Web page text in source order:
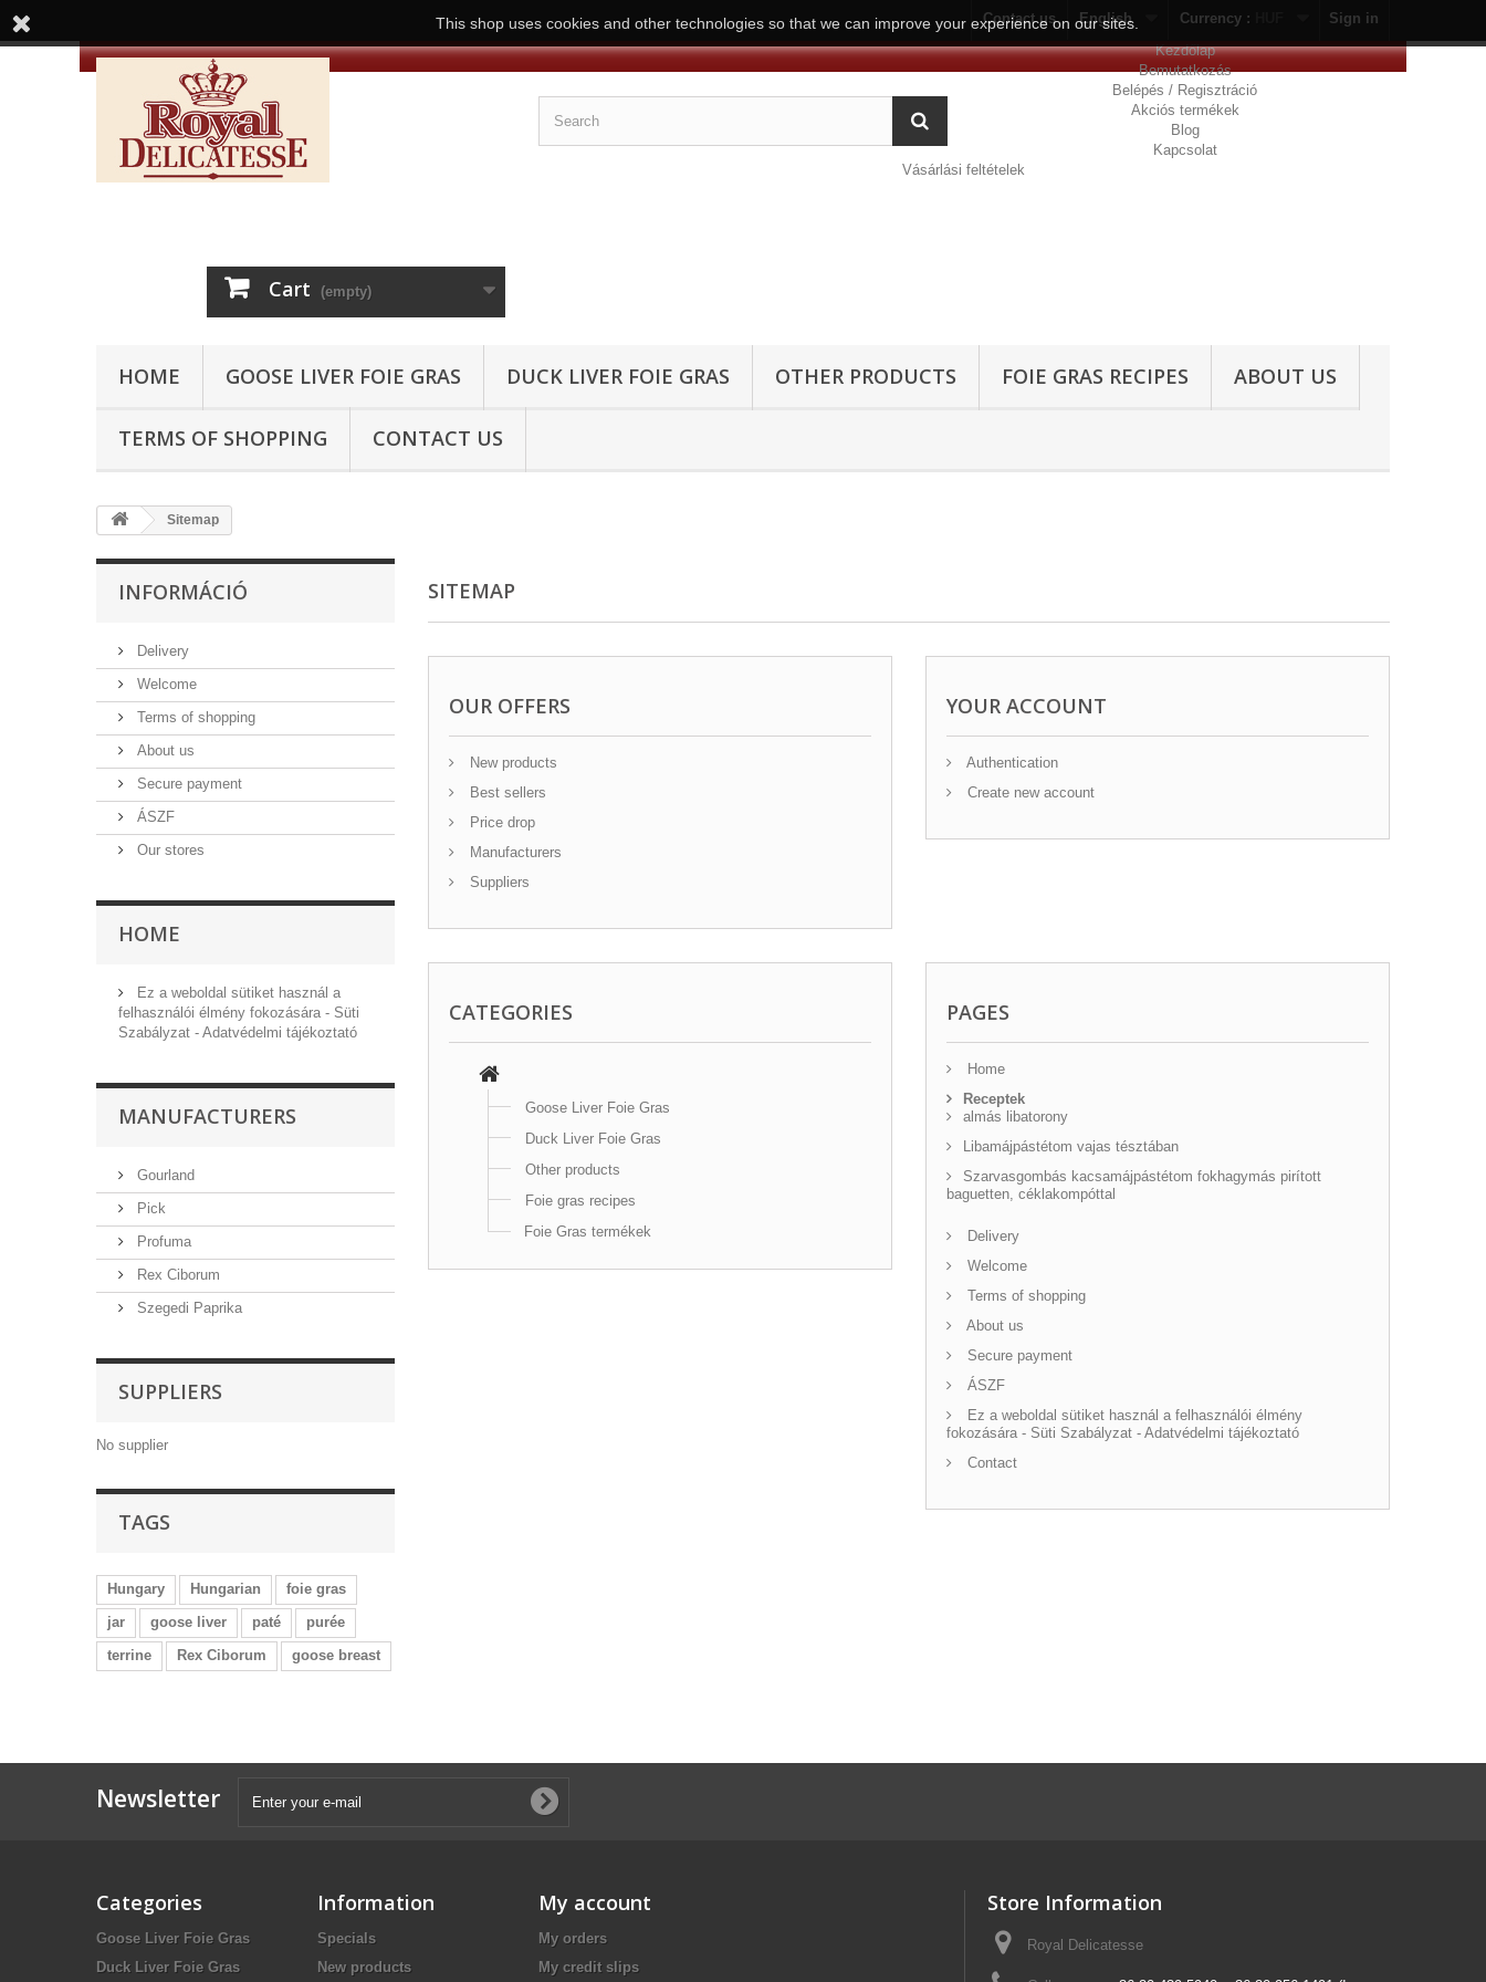
Sign in
Currency :
English
Contact us
Kezdőlap
Bemutatkozás
Belépés / Regisztráció
Akciós termékek
Blog
Kapcsolat
Vásárlási feltételek
Cart (empty)
HOME GOOSE LIVER FOIE GRAS DUCK LIVER FOIE GRAS OTHER PRODUCTS FOIE GRAS RECIPES ABOUT US
TERMS OF SHOPPING CONTACT US
Sitemap
INFORMÁCIÓ
Delivery
Welcome
Terms of shopping
About us
Secure payment
ÁSZF
Our stores
HOME
Ez a weboldal sütiket használ a
felhasználói élmény fokozására - Süti
Szabályzat - Adatvédelmi tájékoztató
MANUFACTURERS
Gourland
Pick
Profuma
Rex Ciborum
Szegedi Paprika
SUPPLIERS
No supplier
TAGS
Hungary Hungarian
foie gras
jar
goose liver paté
purée
terrine
Rex Ciborum goose breast
SITEMAP
OUR OFFERS
New products
Best sellers
Price drop
Manufacturers
Suppliers
YOUR ACCOUNT
Authentication
Create new account
CATEGORIES
Goose Liver Foie Gras
Duck Liver Foie Gras
Other products
Foie gras recipes
Foie Gras termékek
PAGES
Home
Receptek
almás libatorony
Libamájpástétom vajas tésztában
Szarvasgombás kacsamájpástétom fokhagymás pirított
baguetten, céklakompóttal
Delivery
Welcome
Terms of shopping
About us
Secure payment
ÁSZF
Ez a weboldal sütiket használ a felhasználói élmény
fokozására - Süti Szabályzat - Adatvédelmi tájékoztató
Contact
Newsletter
Categories
Goose Liver Foie Gras
Duck Liver Foie Gras
Information
Specials
New products
My account
My orders
My credit slips
Store Information
Royal Delicatesse
This shop uses cookies and other technologies so that we can improve your experience on our sites.